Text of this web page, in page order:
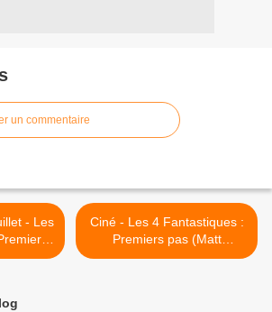
un commentaire
Ciné - Les 4 Fantastiques :
Premiers pas (Matt
Shakman - 2025) **** >